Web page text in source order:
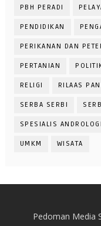
PBH PERADI
PENDIDIKAN
PERIKANAN DAN
PERTANIAN
RELIGI RILAAS
SERBA SERBI
SPESIALIS ANDROLOGI
UMKM WISATA
Pedoman Media